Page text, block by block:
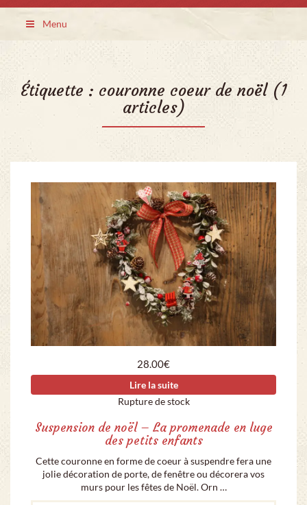
Menu
Étiquette : couronne coeur de noël(1
articles)
28.00€
Lire la suite
Rupture de stock
Suspension de noël – La promenade en luge
des petits enfants
Cette couronne en forme de coeur à suspendre fera une
jolie décoration de porte, de fenêtre ou décorera vos
murs pour les fêtes de Noël. Orn …